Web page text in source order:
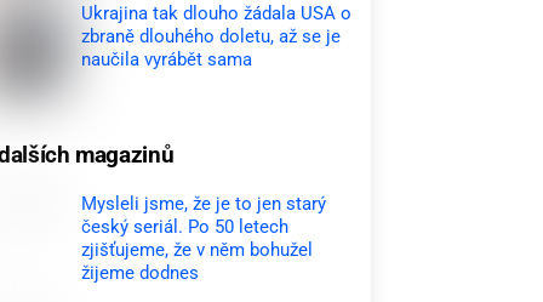
Ukrajina tak dlouho žádala USA o
zbraně dlouhého doletu, až se je
naučila vyrábět sama
magazinů
Mysleli jsme, že je to jen starý
český seriál. Po 50 letech
zjišťujeme, že v něm bohužel
žijeme dodnes